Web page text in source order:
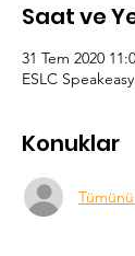
Saat ve
31 Tem 2020
ESLC
Konuklar